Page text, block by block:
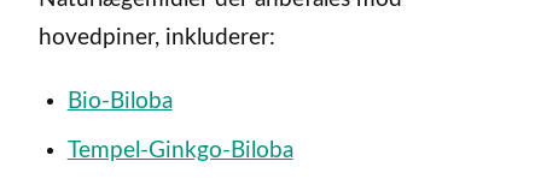
hovedpiner, inkluderer:
Bio-Biloba
Tempel-Ginkgo-Biloba